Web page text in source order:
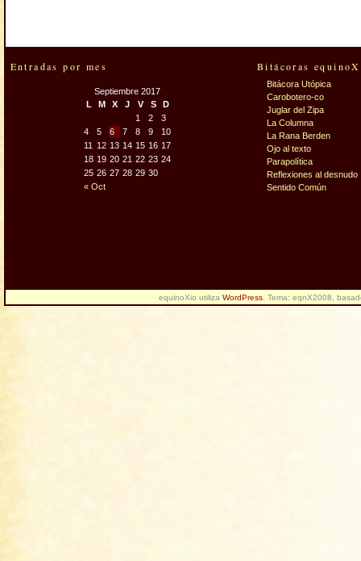
Entradas por mes
Septiembre 2017
L
M X J V S D
« Oct
1 2
3
4
5 6 7 8 9
10
11
12 13 14 15 16 17
18 19 20 21 22 23 24
25 26 27 28 29 30
Bitácoras
Bitácora Utópica
Carobotero-co
Juglar del Zipa
La Columna
La Rana Berden
Ojo al texto
Parapolítica
Reflexiones al desnudo
Sentido Común
equinoXio utiliza WordPress . Tema: eqnX2008,